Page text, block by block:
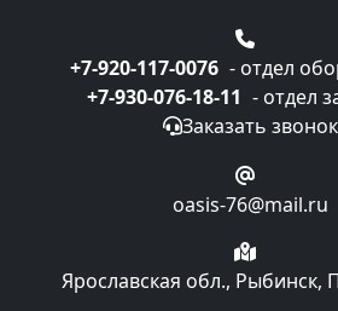
+7-920-117-0076 - отдел
+7-930-076-18-11 - отдел
Заказать звонок
oasis-76@mail.ru
Ярославская обл., Рыбинск,